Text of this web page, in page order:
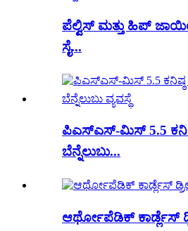
ಪೆಲ್ವಿಸ್ ಮತ್ತು ಹಿಪ್
ಸೈ...
ಪಿಎಸ್ಎಸ್-ಮಿಸ್ 5.5
ಬೆನ್ನೆಲುಬು...
ಆರ್ಥೋಪೆಡಿಕ್ ಕಾರ್ಡ್ಲೆಸ್